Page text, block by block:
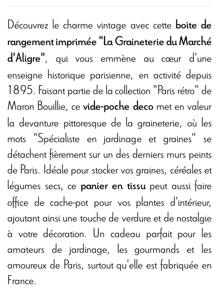
Découvrez le charme vintage avec cette boite de
rangement imprimée "La Graineterie du Marché
d'Aligre", qui vous emmène au cœur d'une
enseigne historique parisienne, en activité depuis
1895. Faisant partie de la collection "Paris rétro" de
Maron Bouillie, cevide-poche deco met en valeur
la devanture pittoresque de la graineterie, où les
mots "Spécialiste en jardinage et graines" se
détachent fièrement sur un des derniers murs peints
de Paris. Idéale pour stocker vos graines, céréales et
légumes secs, ce panier en tissupeut aussi faire
office de cache-pot pour vos plantes d'intérieur,
ajoutant ainsi une touche de verdure et de nostalgie
à votre décoration. Un cadeau parfait pour les
amateurs de jardinage, les gourmands et les
amoureux de Paris, surtout qu'elle est fabriquée en
France.